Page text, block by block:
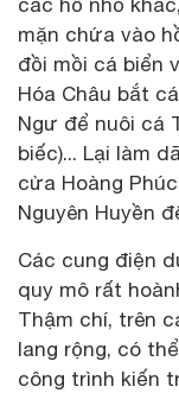
các hồ nhỏ
mặn chứa vào
đồi mồi cá biển
Hóa Châu bắt
Ngư để nuôi cá
biếc)... Lại làm
cửa Hoàng
Nguyên Huyền
Các cung điện
quy mô rất
Thậm chí, trên
lang rộng, có
công trình kiến